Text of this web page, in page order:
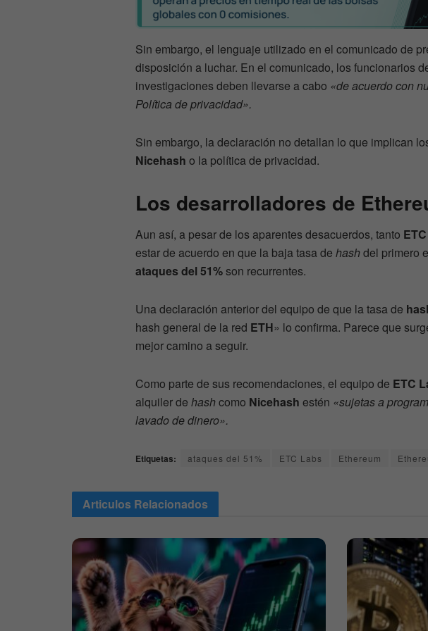
Sin embargo, el lenguaje utilizado en el comunicado de
disposición a luchar. En el comunicado, los funcionarios
investigaciones deben llevarse a cabo «de acuerdo con
Política de privacidad».
Sin embargo, la declaración no detallan lo que implican
Nicehash o la política de privacidad.
Los desarrolladores de
Aun así, a pesar de los aparentes desacuerdos, tanto
estar de acuerdo en que la baja tasa de hashdel primero
ataques del 51%son recurrentes.
Una declaración anterior del equipo de que la tasa de
hash general de la red ETH» lo confirma. Parece que
mejor camino a seguir.
Como parte de sus recomendaciones, el equipo de ETC
alquiler de hashcomo Nicehash estén «sujetas a
lavado de dinero».
Etiquetas: ataques del 51% ETC Labs Ethereum
Articulos Relacionados